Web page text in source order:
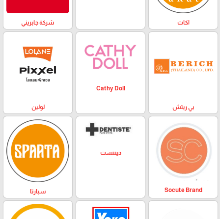
اكات شركة جابريني
بي ريتش
Cathy Doll
لولين
Socute Brand
دينتست
سبارتا